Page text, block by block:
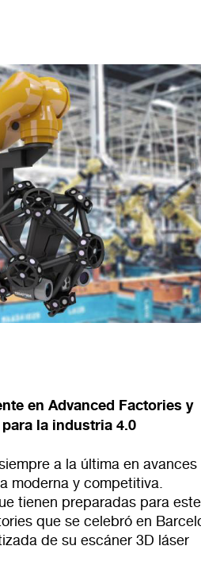
en Advanced Factories y
la industria 4.0
a la última en avances
moderna y competitiva.
tienen preparadas para este
que se celebró en
de su escáner 3D láser